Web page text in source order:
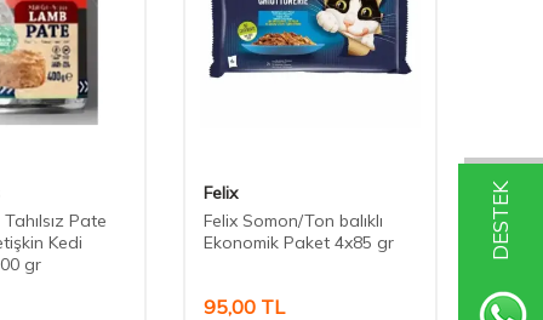
DESTEK
Pate
Kedi
gr
Felix
Felix Somon/Ton balıklı
Ekonomik Paket 4x85 gr
95,00 TL
Cute
Cute